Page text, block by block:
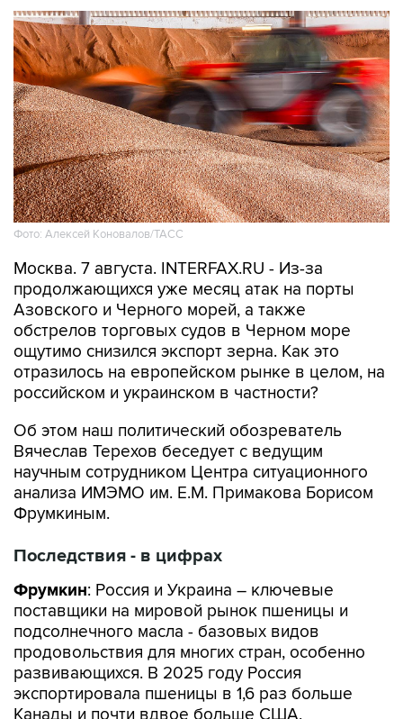
Фото: Алексей Коновалов/ТАСС
Москва. 7 августа. INTERFAX.RU - Из-за
продолжающихся уже месяц атак на порты
Азовского и Черного морей, а также
обстрелов торговых судов в Черном море
ощутимо снизился экспорт зерна. Как это
отразилось на европейском рынке в целом, на
российском и украинском в частности?
Об этом наш политический обозреватель
Вячеслав Терехов беседует с ведущим
научным сотрудником Центра ситуационного
анализа ИМЭМО им. Е.М. Примакова Борисом
Фрумкиным.
Последствия - в цифрах
Фрумкин: Россия и Украина – ключевые
поставщики на мировой рынок пшеницы и
подсолнечного масла - базовых видов
продовольствия для многих стран, особенно
развивающихся. В 2025 году Россия
экспортировала пшеницы в 1,6 раз больше